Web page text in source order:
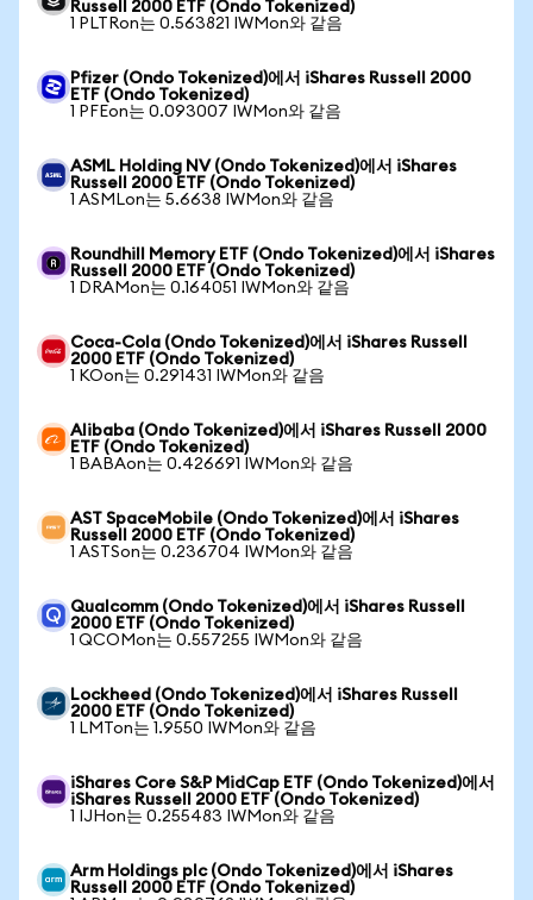
Russell 2000 ETF (Ondo Tokenized)
1 PLTRon는 0.563821 IWMon와 같음
Pfizer (Ondo Tokenized)에서 iShares Russell 2000
ETF (Ondo Tokenized)
1 PFEon는 0.093007 IWMon와 같음
ASML Holding NV (Ondo Tokenized)에서 iShares
Russell 2000 ETF (Ondo Tokenized)
1 ASMLon는 5.6638 IWMon와 같음
Roundhill Memory ETF (Ondo Tokenized)에서 iShares
Russell 2000 ETF (Ondo Tokenized)
1 DRAMon는 0.164051 IWMon와 같음
Coca-Cola (Ondo Tokenized)에서 iShares Russell
2000 ETF (Ondo Tokenized)
1 KOon는 0.291431 IWMon와 같음
Alibaba (Ondo Tokenized)에서 iShares Russell 2000
ETF (Ondo Tokenized)
1 BABAon는 0.426691 IWMon와 같음
AST SpaceMobile (Ondo Tokenized)에서 iShares
Russell 2000 ETF (Ondo Tokenized)
1 ASTSon는 0.236704 IWMon와 같음
Qualcomm (Ondo Tokenized)에서 iShares Russell
2000 ETF (Ondo Tokenized)
1 QCOMon는 0.557255 IWMon와 같음
Lockheed (Ondo Tokenized)에서 iShares Russell
2000 ETF (Ondo Tokenized)
1 LMTon는 1.9550 IWMon와 같음
iShares Core S&P MidCap ETF (Ondo Tokenized)에서
iShares Russell 2000 ETF (Ondo Tokenized)
1 IJHon는 0.255483 IWMon와 같음
Arm Holdings plc (Ondo Tokenized)에서 iShares
Russell 2000 ETF (Ondo Tokenized)